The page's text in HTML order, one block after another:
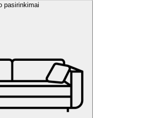
pasirinkimai